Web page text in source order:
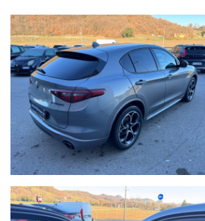
Formule finanziarie con valore futuro
Per gli interessati è gradito contatto
Ci puoi trovare a Sant'Angelo in Vado (PU)
Siamo facilmente raggiungibili in pullman
Qualche dettaglio dell'auto inserito
dell'acquisto, vi invitiamo a verificare sia la
Buon acquisto!